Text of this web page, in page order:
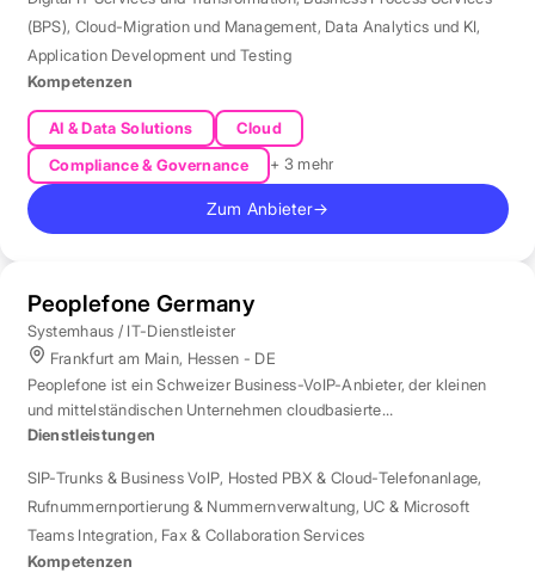
(BPS), Cloud-Migration und Management, Data Analytics und KI,
Application Development und Testing
Kompetenzen
AI & Data Solutions
Cloud
Compliance & Governance
+ 3 mehr
Zum Anbieter→
Peoplefone Germany
Systemhaus / IT-Dienstleister
Frankfurt am Main, Hessen - DE
Peoplefone ist ein Schweizer Business-VoIP-Anbieter, der kleinen
und mittelständischen Unternehmen cloudbasierte
Telefonielösungen bietet.
Dienstleistungen
SIP-Trunks & Business VoIP, Hosted PBX & Cloud-Telefonanlage,
Rufnummernportierung & Nummernverwaltung, UC & Microsoft
Teams Integration, Fax & Collaboration Services
Kompetenzen